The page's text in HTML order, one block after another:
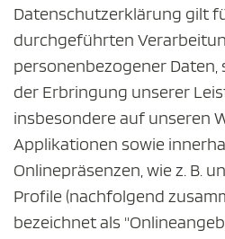
Datenschutzerklärung gilt
durchgeführten
personenbezogener Daten,
der Erbringung unserer
insbesondere auf unseren
Applikationen sowie
Onlinepräsenzen, wie z. B.
Profile (nachfolgend
bezeichnet als